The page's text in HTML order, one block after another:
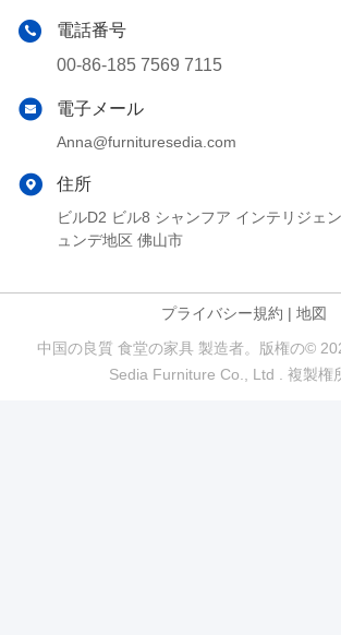
電話番号
00-86-185 7569 7115
電子メール
Anna@furnituresedia.com
住所
ビルD2 ビル8 シャンフア インテリジェ
ュンデ地区 佛山市
プライバシー規約 | 地図
中国の良質 食堂の家具 製造者。版権の©
Sedia Furniture Co., Ltd . 複製権